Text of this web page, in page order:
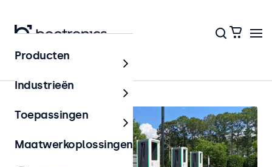
Home
Producten
Industrieën
Toepassingen
Maatwerkoplossingen